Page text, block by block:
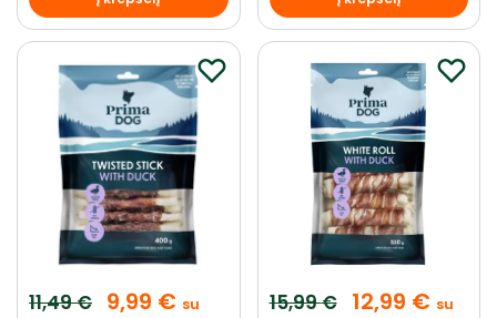
11,49€ 9,99 € su
15,99€ 12,99 € su